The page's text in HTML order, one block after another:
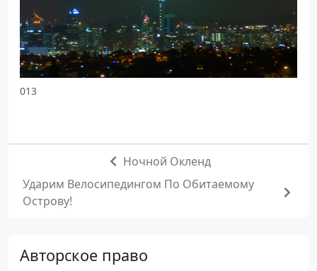
013
Ночной Окленд
Ударим Велосипедингом По Обитаемому
Острову!
Авторское право